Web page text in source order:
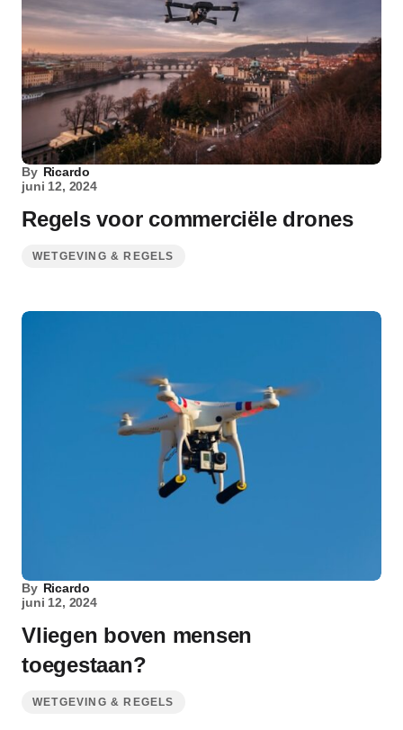
By Ricardo
juni 12, 2024
Regels voor commerciële drones
WETGEVING & REGELS
By Ricardo
juni 12, 2024
Vliegen boven mensen
toegestaan?
WETGEVING & REGELS